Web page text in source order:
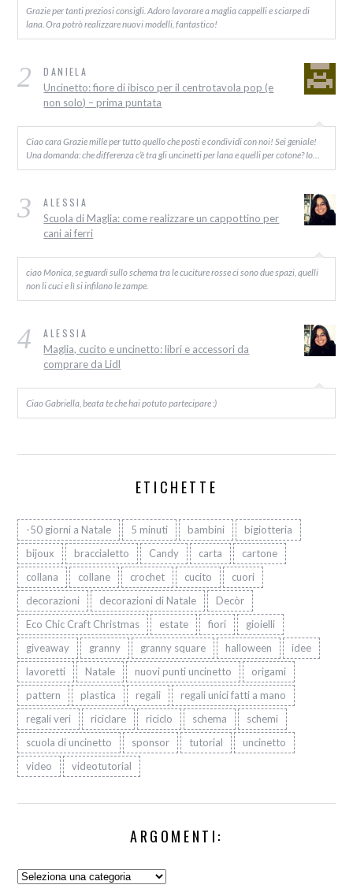
Grazie per tanti preziosi consigli. Adoro lavorare a maglia cappelli e sciarpe di
lana. Ora potrò realizzare nuovi modelli, fantastico!
2 DANIELA
Uncinetto: fiore di ibisco per il centrotavola pop (e
non solo) – prima puntata
Ciao cara Grazie mille per tutto quello che posti e condividi con noi! Sei geniale!
Una domanda: che differenza c’è tra gli uncinetti per lana e quelli per cotone? Io…
3 ALESSIA
Scuola di Maglia: come realizzare un cappottino per
cani ai ferri
ciao Monica, se guardi sullo schema tra le cuciture rosse ci sono due spazi, quelli
non li cuci e lì si infilano le zampe.
4 ALESSIA
Maglia, cucito e uncinetto: libri e accessori da
comprare da Lidl
Ciao Gabriella, beata te che hai potuto partecipare :)
ETICHETTE
-50 giorni a Natale 5 minuti bambini
bigiotteria
bijoux
braccialetto Candy carta
cartone
collana
collane crochet cucito
cuori
decorazioni
decorazioni di Natale
Decòr
Eco Chic Craft Christmas
estate fiori
gioielli
giveaway
granny granny square halloween
idee
lavoretti
Natale nuovi punti uncinetto
origami
pattern
plastica regali
regali unici fatti a mano
regali veri
riciclare riciclo schema
schemi
scuola di uncinetto
sponsor tutorial
uncinetto
video
videotutorial
ARGOMENTI:
Argomenti: